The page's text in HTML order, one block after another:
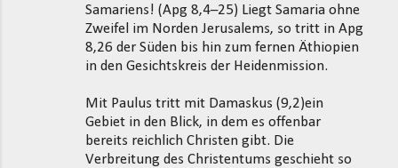
Samariens! (Apg 8,4–25) Liegt Samaria ohne
Zweifel im Norden Jerusalems, so tritt in Apg
8,26 der Süden bis hin zum fernen Äthiopien
in den Gesichtskreis der Heidenmission.
Mit Paulus tritt mit Damaskus (9,2)ein
Gebiet in den Blick, in dem es offenbar
bereits reichlich Christen gibt. Die
Verbreitung des Christentums geschieht so